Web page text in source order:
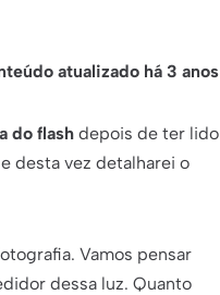
atualizado há 3 anos
do flashdepois de ter lido
desta vez detalharei o
Vamos pensar
dessa luz. Quanto